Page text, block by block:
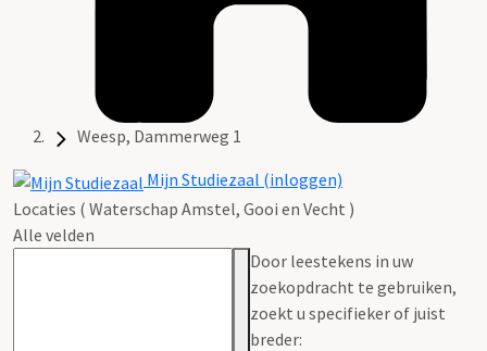
Weesp, Dammerweg 1
Mijn Studiezaal (inloggen)
Locaties ( Waterschap Amstel, Gooi en Vecht )
Alle velden
Door leestekens in uw
zoekopdracht te gebruiken,
zoekt u specifieker of juist
breder: